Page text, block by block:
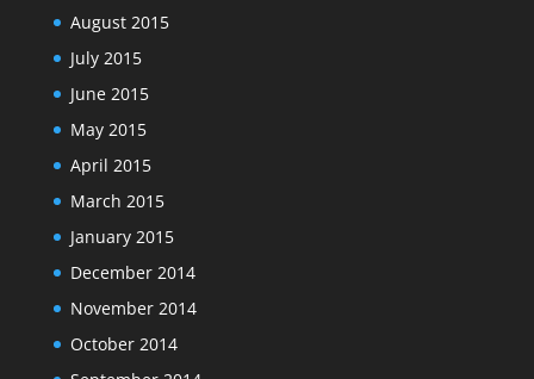
August 2015
July 2015
June 2015
May 2015
April 2015
March 2015
January 2015
December 2014
November 2014
October 2014